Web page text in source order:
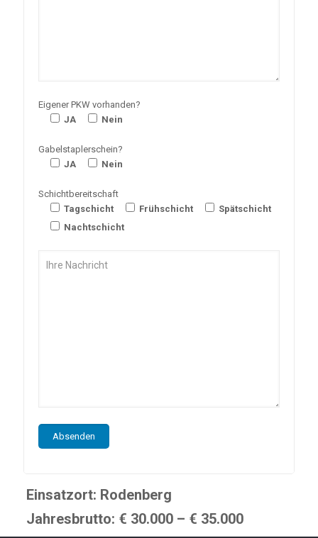
Eigener PKW vorhanden?
JA
Nein
Gabelstaplerschein?
JA
Nein
Schichtbereitschaft
Tagschicht
Frühschicht
Spätschicht
Nachtschicht
Einsatzort: Rodenberg
Jahresbrutto: € 30.000 – € 35.000